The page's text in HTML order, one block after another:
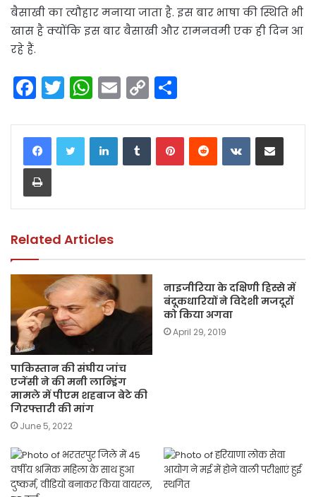
बैसाखी का त्यौहार मनाया जाता है. इस बार भाषा की स्थिति भी
खास है क्योंकि इस बार बैसाखी और रामनवमी एक ही दिन आ
रहे हैं.
F
c
e
b
o
k
T
itt
er
W
a
ts
p
E
ai
l
C
p
y
n
ar
e
LinkedInTumblrPinterestReddit VKontakteShare via Email
Print
Related Articles
पाकिस्तान की संघीय जांच
एजेंसी ने की मनी लान्ड्रिंग
मामले में पीएम शहबाज बेटे की
गिरफ्तारी की मांग
June 5, 2022
नाइजीरिया के दक्षिणी हिस्से में
बंदूकधारियों ने विदेशी मजदूरों
को किया अगवा
April 29, 2019